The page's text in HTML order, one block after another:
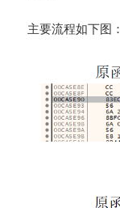
主要流程如下图：